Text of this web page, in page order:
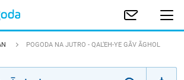
POGODA NA JUTRO - QAL‘EH-YE GĀV ĀGHOL